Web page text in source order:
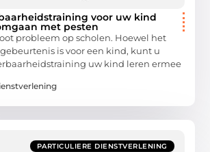
voor uw kind
met pesten
probleem op scholen. Hoewel het
is voor een kind, kunt u
uw kind leren ermee
PARTICULIERE DIENSTVERLENING